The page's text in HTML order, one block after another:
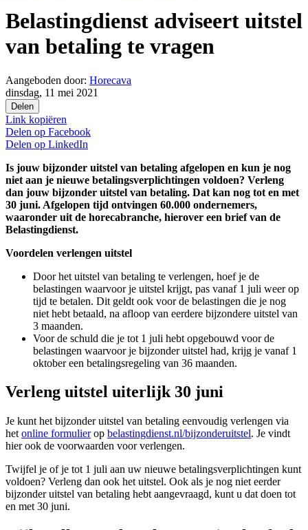
Belastingdienst adviseert uitstel
van betaling te vragen
Aangeboden door: Horecava
dinsdag, 11 mei 2021
Delen
Link kopiëren
Delen op Facebook
Delen op LinkedIn
Is jouw bijzonder uitstel van betaling afgelopen en kun je nog
niet aan je nieuwe betalingsverplichtingen voldoen? Verleng
dan jouw bijzonder uitstel van betaling. Dat kan nog tot en met
30 juni. Afgelopen tijd ontvingen 60.000 ondernemers,
waaronder uit de horecabranche, hierover een brief van de
Belastingdienst.
Voordelen verlengen uitstel
Door het uitstel van betaling te verlengen, hoef je de
belastingen waarvoor je uitstel krijgt, pas vanaf 1 juli weer op
tijd te betalen. Dit geldt ook voor de belastingen die je nog
niet hebt betaald, na afloop van eerdere bijzondere uitstel van
3 maanden.
Voor de schuld die je tot 1 juli hebt opgebouwd voor de
belastingen waarvoor je bijzonder uitstel had, krijg je vanaf 1
oktober een betalingsregeling van 36 maanden.
Verleng uitstel uiterlijk 30 juni
Je kunt het bijzonder uitstel van betaling eenvoudig verlengen via
het online formulierop belastingdienst.nl/bijzonderuitstel. Je vindt
hier ook de voorwaarden voor verlengen.
Twijfel je of je tot 1 juli aan uw nieuwe betalingsverplichtingen kunt
voldoen? Verleng dan ook het uitstel. Ook als je nog niet eerder
bijzonder uitstel van betaling hebt aangevraagd, kunt u dat doen tot
en met 30 juni.